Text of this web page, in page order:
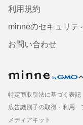
利用規約
minneのセキュリテ
お問い合わせ
特定商取引法に基づく表記
広告識別子の取得・利用
メディアキット